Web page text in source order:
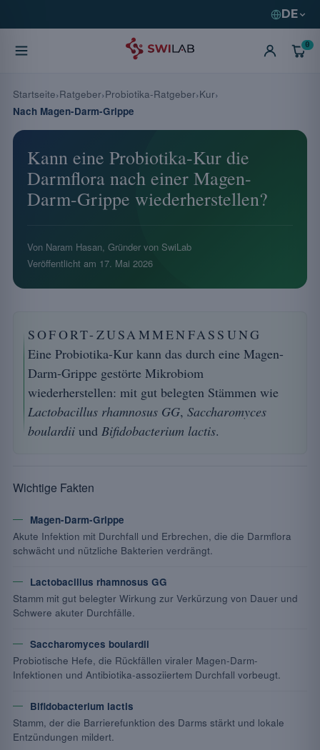
DE
0
Kann eine Probiotika-Kur die
Darmflora nach einer Magen-
Darm-Grippe wiederherstellen?
Von Naram Hasan, Gründer von SwiLab
Veröffentlicht am 17. Mai 2026
SOFORT-ZUSAMMENFASSUNG
Eine Probiotika-Kur kann das durch eine Magen-
Darm-Grippe gestörte Mikrobiom
wiederherstellen: mit gut belegten Stämmen wie
Lactobacillus rhamnosus GG, Saccharomyces
boulardii und Bifidobacterium lactis.
Wichtige Fakten
Magen-Darm-Grippe
Akute Infektion mit Durchfall und Erbrechen, die die Darmflora
schwächt und nützliche Bakterien verdrängt.
Lactobacillus rhamnosus GG
Stamm mit gut belegter Wirkung zur Verkürzung von Dauer und
Schwere akuter Durchfälle.
Saccharomyces boulardii
Probiotische Hefe, die Rückfällen viraler Magen-Darm-
Infektionen und Antibiotika-assoziiertem Durchfall vorbeugt.
Bifidobacterium lactis
Stamm, der die Barrierefunktion des Darms stärkt und lokale
Entzündungen mildert.
Startseite Ratgeber Probiotika-Ratgeber Kur
Nach Magen-Darm-Grippe